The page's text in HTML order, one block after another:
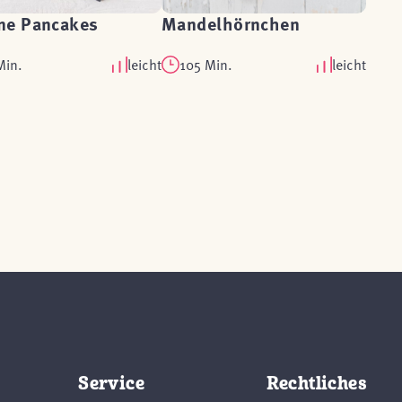
Pancakes
leicht
Mandelhörnchen
105 Min. leicht
Service Rechtliches